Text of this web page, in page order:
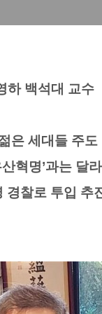
하 백석대 교수
은 세대들 주도
혁명’과는 달
경찰로 투입 추